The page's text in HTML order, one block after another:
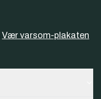
Vær varsom-plakaten